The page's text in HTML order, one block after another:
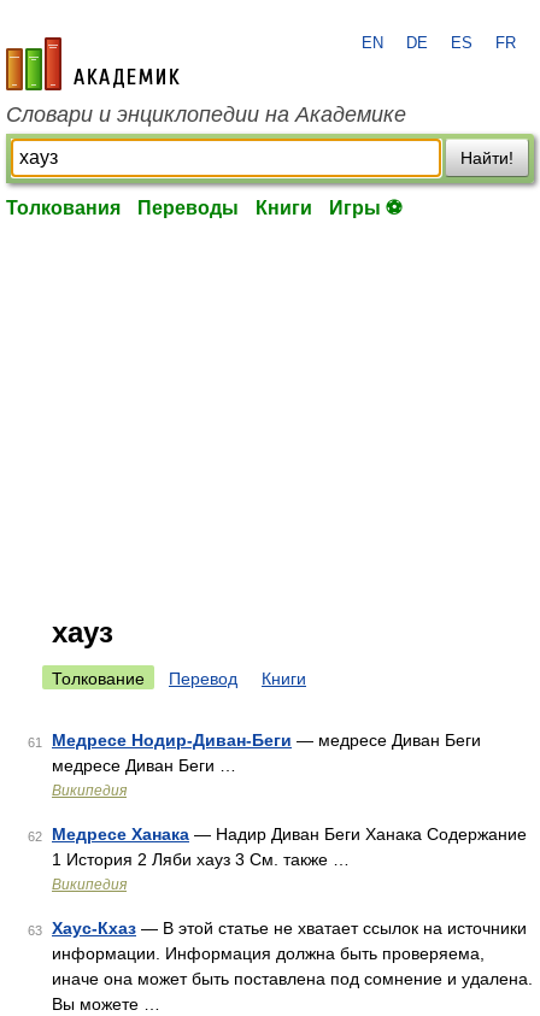
academic.ru
EN DE ES FR
Словари и энциклопедии на Академике
Найти!
Толкования Переводы Книги Игры ⚽
хауз
Толкование Перевод Книги
61 Медресе Нодир-Диван-Беги — медресе Диван Беги
медресе Диван Беги …
Википедия
62 Медресе Ханака — Надир Диван Беги Ханака Содержание
1 История 2 Ляби хауз 3 См. также …
Википедия
63 Хаус-Кхаз — В этой статье не хватает ссылок на источники
информации. Информация должна быть проверяема,
иначе она может быть поставлена под сомнение и удалена.
Вы можете …